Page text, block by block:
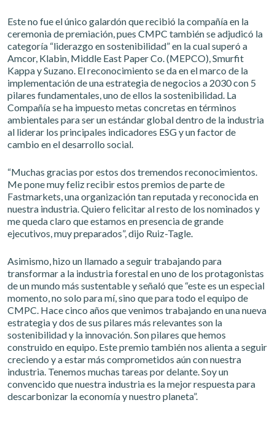
Este no fue el único galardón que recibió la compañía en la
ceremonia de premiación, pues CMPC también se adjudicó la
categoría “liderazgo en sostenibilidad” en la cual superó a
Amcor, Klabin, Middle East Paper Co. (MEPCO), Smurfit
Kappa y Suzano. El reconocimiento se da en el marco de la
implementación de una estrategia de negocios a 2030 con 5
pilares fundamentales, uno de ellos la sostenibilidad. La
Compañía se ha impuesto metas concretas en términos
ambientales para ser un estándar global dentro de la industria
al liderar los principales indicadores ESG y un factor de
cambio en el desarrollo social.
“Muchas gracias por estos dos tremendos reconocimientos.
Me pone muy feliz recibir estos premios de parte de
Fastmarkets, una organización tan reputada y reconocida en
nuestra industria. Quiero felicitar al resto de los nominados y
me queda claro que estamos en presencia de grande
ejecutivos, muy preparados”, dijo Ruiz-Tagle.
Asimismo, hizo un llamado a seguir trabajando para
transformar a la industria forestal en uno de los protagonistas
de un mundo más sustentable y señaló que “este es un especial
momento, no solo para mí, sino que para todo el equipo de
CMPC. Hace cinco años que venimos trabajando en una nueva
estrategia y dos de sus pilares más relevantes son la
sostenibilidad y la innovación. Son pilares que hemos
construido en equipo. Este premio también nos alienta a seguir
creciendo y a estar más comprometidos aún con nuestra
industria. Tenemos muchas tareas por delante. Soy un
convencido que nuestra industria es la mejor respuesta para
descarbonizar la economía y nuestro planeta”.